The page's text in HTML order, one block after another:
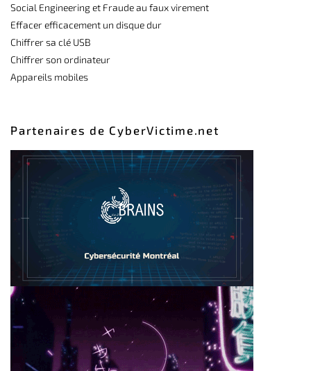
Social Engineering et Fraude au faux virement
Effacer efficacement un disque dur
Chiffrer sa clé USB
Chiffrer son ordinateur
Appareils mobiles
Partenaires de CyberVictime.net